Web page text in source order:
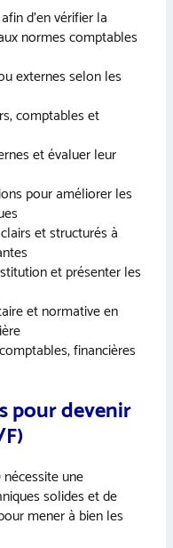
d’en vérifier la
normes comptables
externes selon les
comptables et
et évaluer leur
pour améliorer les
et structurés à
et présenter les
et normative en
financières
pour devenir
une
solides et de
mener à bien les